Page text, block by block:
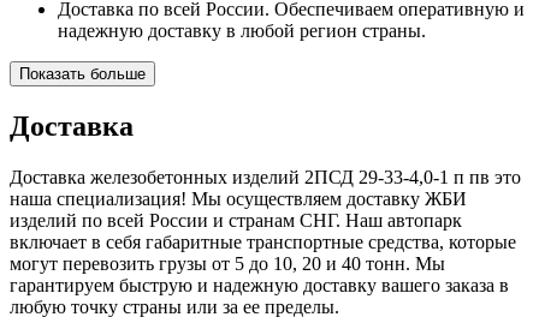
Доставка по всей России. Обеспечиваем оперативную и
надежную доставку в любой регион страны.
Показать больше
Доставка
Доставка железобетонных изделий 2ПСД 29-33-4,0-1 п пв это
наша специализация! Мы осуществляем доставку ЖБИ
изделий по всей России и странам СНГ. Наш автопарк
включает в себя габаритные транспортные средства, которые
могут перевозить грузы от 5 до 10, 20 и 40 тонн. Мы
гарантируем быструю и надежную доставку вашего заказа в
любую точку страны или за ее пределы.